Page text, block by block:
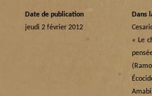
Date de publication
jeudi 2 février 2012
Dans
« Le